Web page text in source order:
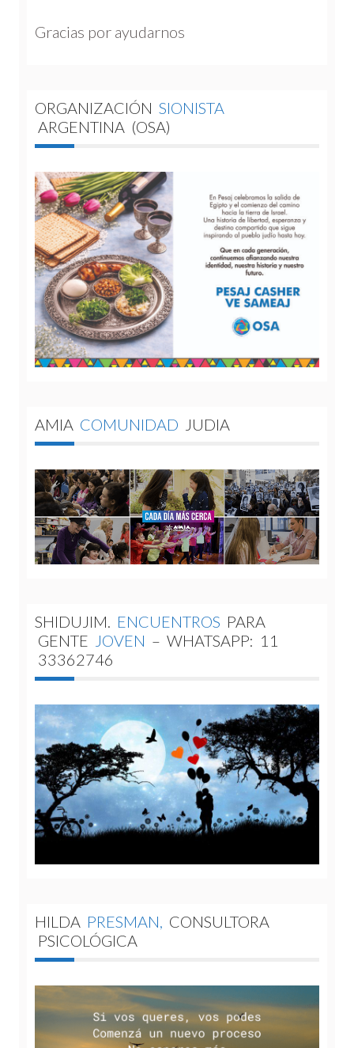
Gracias por ayudarnos
ORGANIZACIÓN SIONISTA
ARGENTINA (OSA)
AMIA COMUNIDAD JUDIA
SHIDUJIM. ENCUENTROS PARA
GENTE JOVEN – WHATSAPP: 11
33362746
HILDA PRESMAN, CONSULTORA
PSICOLÓGICA